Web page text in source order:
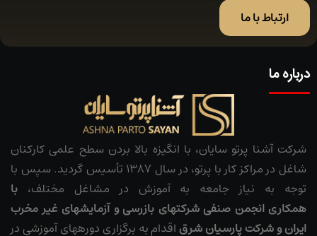
ارتباط با ما
درباره ما
شرکت آشنا پرتو سایان، با انگیزه بالا بردن سطح علمی کارکنان
شاغل در مراکز کار با پرتو، در سال 1387 تأسیس گردید. سپس با
توجه به نیاز جامعه به آموزش در مشاغل مختلف، با
همکاریانجمن صنفی شرکت­های بازرسی و آزمایش­های غیر مخرب
ایرانو شرکت پارسیان شرق اقدام به برگزاری دوره­های آموزشی در